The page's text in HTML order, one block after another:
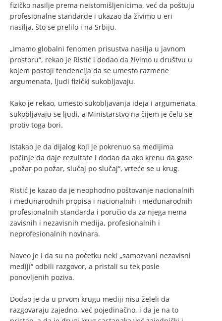
fizičko nasilje prema neistomišljenicima, već da poštuju
profesionalne standarde i ukazao da živimo u eri
nasilja, što se prelilo i na Srbiju.
„Imamo globalni fenomen prisustva nasilja u javnom
prostoru“, rekao je Ristić i dodao da živimo u društvu u
kojem postoji tendencija da se umesto razmene
argumenata, ljudi fizički sukobljavaju.
Kako je rekao, umesto sukobljavanja ideja i argumenata,
sukobljavaju se ljudi, a Ministarstvo na čijem je čelu se
protiv toga bori.
Istakao je da dijalog koji je pokrenuo sa medijima
počinje da daje rezultate i dodao da ako krenu da gase
„požar po požar, slučaj po slučaj“, vrteće se u krug.
Ristić je kazao da je neophodno poštovanje nacionalnih
i međunarodnih propisa i nacionalnih i međunarodnih
profesionalnih standarda i poručio da za njega nema
zavisnih i nezavisnih medija, profesionalnih i
neprofesionalnih novinara.
Naveo je i da su na početku neki „samozvani nezavisni
mediji“ odbili razgovor, a pristali su tek posle
ponovljenih poziva.
Dodao je da u prvom krugu mediji nisu želeli da
razgovaraju zajedno, već pojedinačno, i da je na to